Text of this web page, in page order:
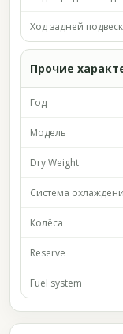
Ход задней
Прочие
Год
Модель
Dry Weight
Система
Колёса
Reserve
Fuel system